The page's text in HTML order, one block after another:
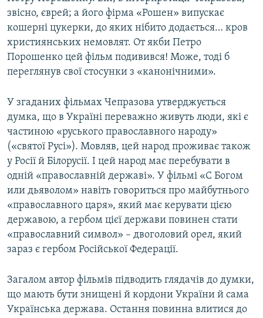
звісно, єврей; а його фірма «Рошен» випускає
кошерні цукерки, до яких нібито додається… кров
християнських немовлят. От якби Петро
Порошенко цей фільм подивився! Може, тоді б
переглянув свої стосунки з «канонічними».
У згаданих фільмах Чепразова утверджується
думка, що в Україні переважно живуть люди, які є
частиною «руського православного народу»
(«святої Русі»). Мовляв, цей народ проживає також
у Росії й Білорусії. І цей народ має перебувати в
одній «православній державі». У фільмі «С Богом
или дьяволом» навіть говориться про майбутнього
«православного царя», який має керувати цією
державою, а гербом цієї держави повинен стати
«православний символ» – двоголовий орел, який
зараз є гербом Російської Федерації.
Загалом автор фільмів підводить глядачів до думки,
що мають бути знищені й кордони України й сама
Українська держава. Остання повинна влитися до